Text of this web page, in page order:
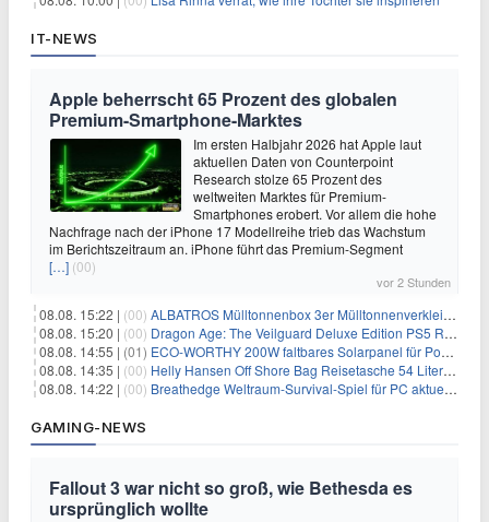
IT-NEWS
Apple beherrscht 65 Prozent des globalen
Premium-Smartphone-Marktes
Im ersten Halbjahr 2026 hat Apple laut
aktuellen Daten von Counterpoint
Research stolze 65 Prozent des
weltweiten Marktes für Premium-
Smartphones erobert. Vor allem die hohe
Nachfrage nach der iPhone 17 Modellreihe trieb das Wachstum
im Berichtszeitraum an. iPhone führt das Premium-Segment
[…] (00)
vor 2 Stunden
08.08. 15:22 | (00) ALBATROS Mülltonnenbox 3er Mülltonnenverkleidung aus Metall für 577,15€
08.08. 15:20 | (00) Dragon Age: The Veilguard Deluxe Edition PS5 Rollenspiel für 13,76€
08.08. 14:55 | (01) ECO-WORTHY 200W faltbares Solarpanel für Powerstation & Camping für 123,99€
08.08. 14:35 | (00) Helly Hansen Off Shore Bag Reisetasche 54 Liter für 29,99€
08.08. 14:22 | (00) Breathedge Weltraum-Survival-Spiel für PC aktuell kostenlos bei Steam
GAMING-NEWS
Fallout 3 war nicht so groß, wie Bethesda es
ursprünglich wollte